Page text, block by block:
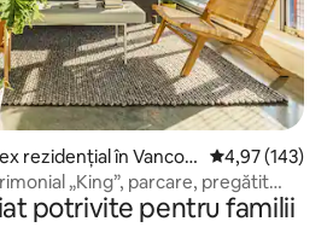
rezidențial în Vancou
Scor mediu de
4,97 (143)
„King”, parcare, pregătit
potrivite pentru familii